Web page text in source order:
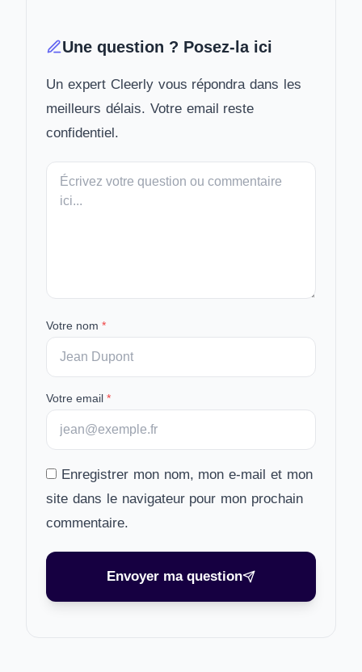
Une question ? Posez-la ici
Un expert Cleerly vous répondra dans les
meilleurs délais. Votre email reste
confidentiel.
Votre
message
Votre nom *
Votre email *
Enregistrer mon nom, mon e-mail et mon
site dans le navigateur pour mon prochain
commentaire.
Envoyer ma question